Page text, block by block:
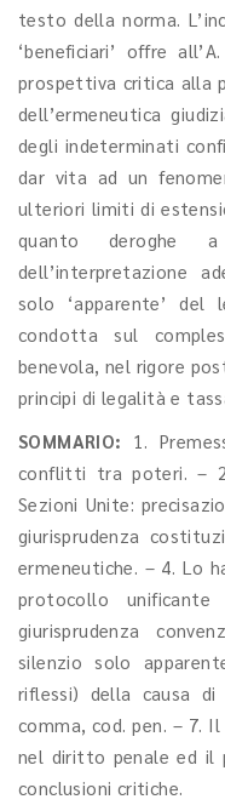
testo della norma.
‘beneficiari’ offre
prospettiva critica alla
dell’ermeneutica
degli indeterminati
dar vita ad un
ulteriori limiti di
quanto deroghe
dell’interpretazione
solo ‘apparente’ del
condotta sul
benevola, nel rigore
principi di legalità e
SOMMARIO: 1.
conflitti tra poteri. –
Sezioni Unite:
giurisprudenza
ermeneutiche. – 4. Lo
protocollo
giurisprudenza
silenzio solo
riflessi) della causa
comma, cod. pen. – 7.
nel diritto penale ed il
conclusioni critiche.